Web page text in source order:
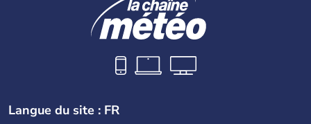
Langue du site : FR